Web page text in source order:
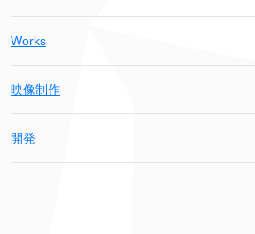
Works
映像制作
開発